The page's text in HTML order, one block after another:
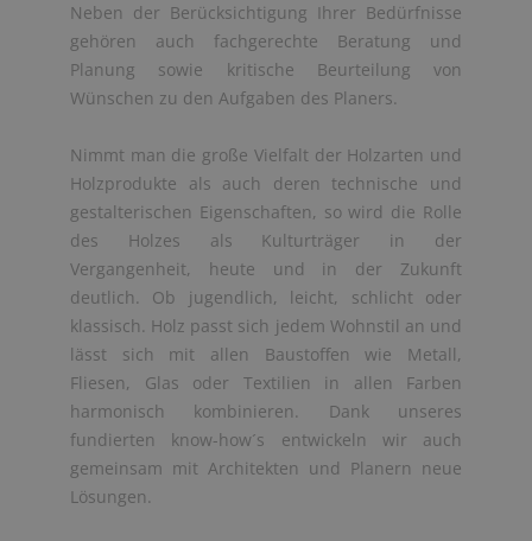
Neben der Berücksichtigung Ihrer Bedürfnisse
gehören auch fachgerechte Beratung und
Planung sowie kritische Beurteilung von
Wünschen zu den Aufgaben des Planers.
Nimmt man die große Vielfalt der Holzarten und
Holzprodukte als auch deren technische und
gestalterischen Eigenschaften, so wird die Rolle
des Holzes als Kulturträger in der
Vergangenheit, heute und in der Zukunft
deutlich. Ob jugendlich, leicht, schlicht oder
klassisch. Holz passt sich jedem Wohnstil an und
lässt sich mit allen Baustoffen wie Metall,
Fliesen, Glas oder Textilien in allen Farben
harmonisch kombinieren. Dank unseres
fundierten know-how´s entwickeln wir auch
gemeinsam mit Architekten und Planern neue
Lösungen.